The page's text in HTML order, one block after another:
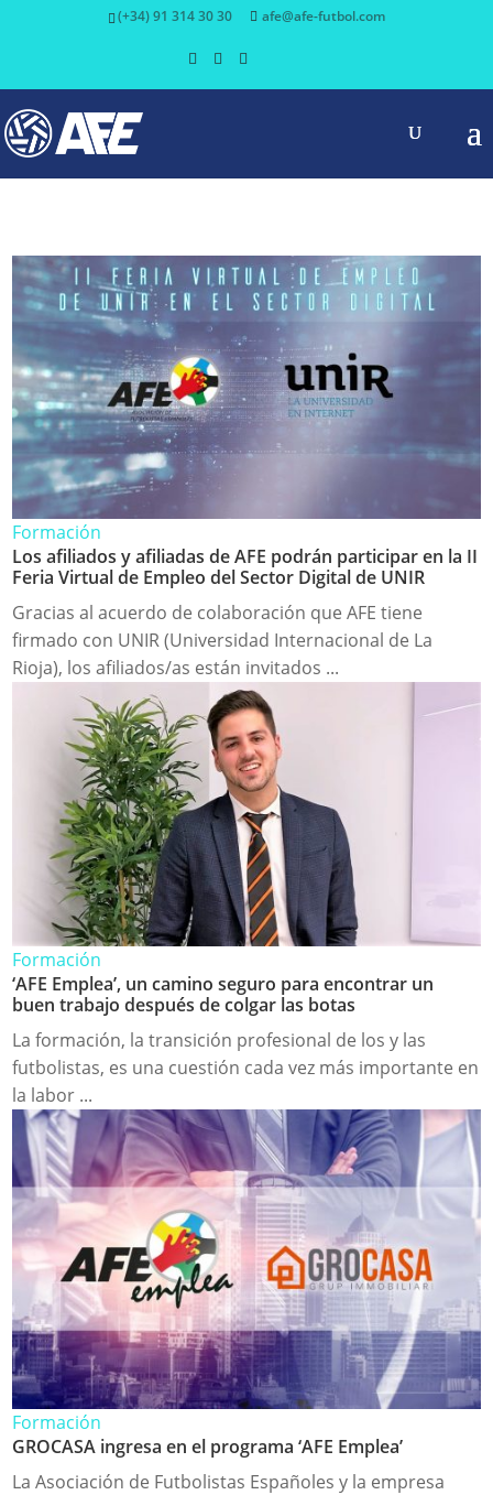
(+34) 91 314 30 30 afe@afe-futbol.com
Formación
Los afiliados y afiliadas de AFE podrán participar en la II
Feria Virtual de Empleo del Sector Digital de UNIR
Gracias al acuerdo de colaboración que AFE tiene
firmado con UNIR (Universidad Internacional de La
Rioja), los afiliados/as están invitados ...
Formación
‘AFE Emplea’, un camino seguro para encontrar un
buen trabajo después de colgar las botas
La formación, la transición profesional de los y las
futbolistas, es una cuestión cada vez más importante en
la labor ...
Formación
GROCASA ingresa en el programa ‘AFE Emplea’
La Asociación de Futbolistas Españoles y la empresa